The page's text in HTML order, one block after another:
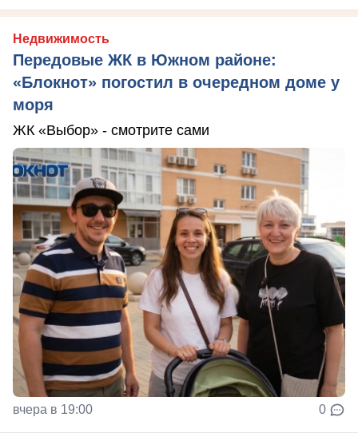
Недвижимость
Передовые ЖК в Южном районе:
«Блокнот» погостил в очередном доме у
моря
ЖК «Выбор» - смотрите сами
вчера в 19:00 0